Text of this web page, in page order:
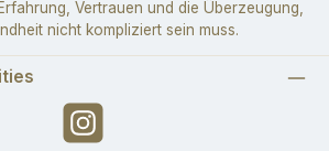
Vertrauen und die Überzeugung,
nicht kompliziert sein muss.
Instagram